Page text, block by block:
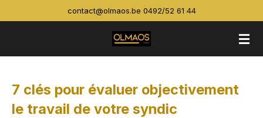
contact@olmaos.be 0492/52 61 44
7 clés pour évaluer objectivement
le travail de votre syndic